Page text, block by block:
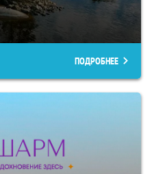
ПОДРОБНЕЕ